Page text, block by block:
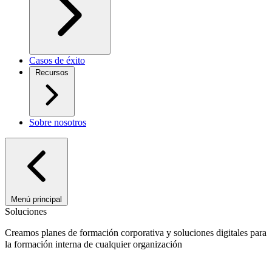
Casos de éxito
Recursos
Sobre nosotros
Menú principal
Soluciones
Creamos planes de formación corporativa y soluciones digitales para
la formación interna de cualquier organización